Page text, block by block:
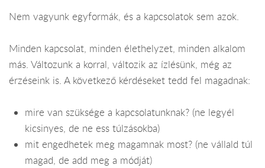
Nem vagyunk egyformák, és a kapcsolatok sem azok.
Minden kapcsolat, minden élethelyzet, minden alkalom
más. Változunk a korral, változik az ízlésünk, még az
érzéseink is. A következő kérdéseket tedd fel magadnak:
mire van szüksége a kapcsolatunknak? (ne legyél
kicsinyes, de ne ess túlzásokba)
mit engedhetek meg magamnak most? (ne vállald túl
magad, de add meg a módját)